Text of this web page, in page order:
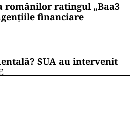
românilor ratingul „Baa3
financiare
SUA au intervenit